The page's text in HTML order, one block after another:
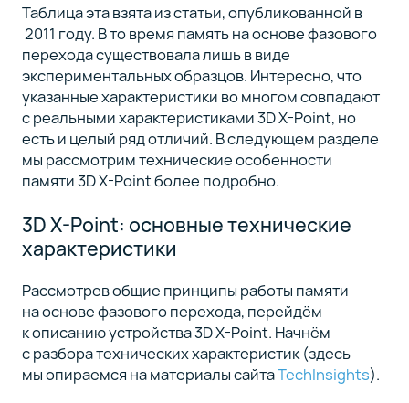
Таблица эта взята из статьи, опубликованной в
2011 году. В то время память на основе фазового
перехода существовала лишь в виде
экспериментальных образцов. Интересно, что
указанные характеристики во многом совпадают
с реальными характеристиками 3D X-Point, но
есть и целый ряд отличий. В следующем разделе
мы рассмотрим технические особенности
памяти 3D X-Point более подробно.
3D X-Point: основные технические
характеристики
Рассмотрев общие принципы работы памяти
на основе фазового перехода, перейдём
к описанию устройства 3D X-Point. Начнём
с разбора технических характеристик (здесь
мы опираемся на материалы сайтаTechInsights).